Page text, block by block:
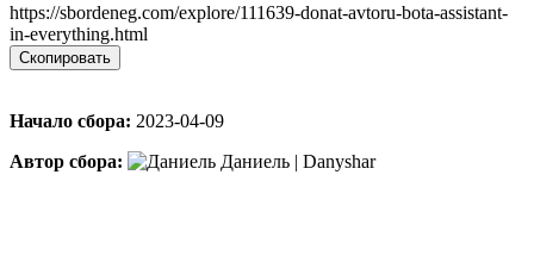
https://sbordeneg.com/explore/111639-donat-avtoru-bota-assistant-
in-everything.html
Скопировать
Начало сбора: 2023-04-09
Автор сбора:
Даниель | Danyshar